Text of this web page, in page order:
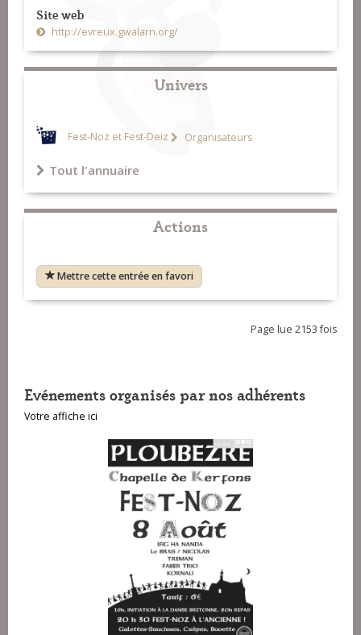
Site web
http://evreux.gwalarn.org/
Univers
Fest-Noz et Fest-Deiz Organisateurs
Tout l'annuaire
Actions
Mettre cette entrée en favori
Page lue 2153 fois
Evénements organisés par nos adhérents
Votre affiche ici